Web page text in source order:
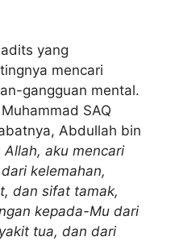
yang
mencari
gangguan mental.
SAQ
Abdullah bin
Allah, aku mencari
kelemahan,
dan sifat tamak,
kepada-Mu dari
tua, dan dari